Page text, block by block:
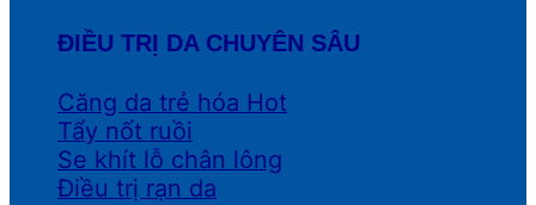
ĐIỀU TRỊ DA CHUYÊN SÂU
Căng da trẻ hóa
Tẩy nốt ruồi
Se khít lỗ chân lông
Điều trị rạn da